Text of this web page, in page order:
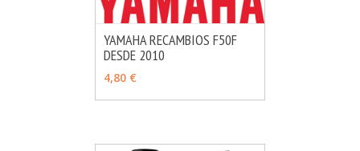
VER OPCIONES
YAMAHA RECAMBIOS F50F
DESDE 2010
4,80 €